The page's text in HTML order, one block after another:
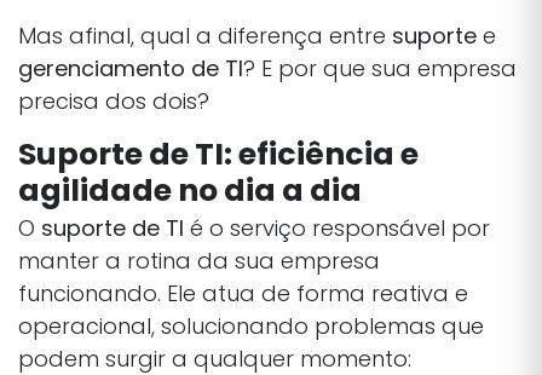
Mas afinal, qual a diferença entre suporte e
gerenciamento de TI? E por que sua empresa
precisa dos dois?
Suporte de TI: eficiência e
agilidade no dia a dia
O suporte de TI é o serviço responsável por
manter a rotina da sua empresa
funcionando. Ele atua de forma reativa e
operacional, solucionando problemas que
podem surgir a qualquer momento: